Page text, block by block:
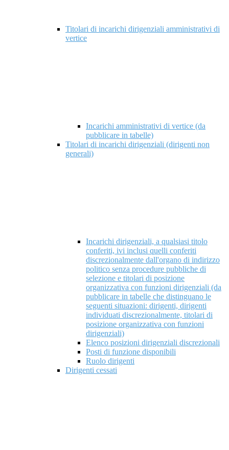
Titolari di incarichi dirigenziali amministrativi di
vertice
Incarichi amministrativi di vertice (da
pubblicare in tabelle)
Titolari di incarichi dirigenziali (dirigenti non
generali)
Incarichi dirigenziali, a qualsiasi titolo
conferiti, ivi inclusi quelli conferiti
discrezionalmente dall'organo di indirizzo
politico senza procedure pubbliche di
selezione e titolari di posizione
organizzativa con funzioni dirigenziali (da
pubblicare in tabelle che distinguano le
seguenti situazioni: dirigenti, dirigenti
individuati discrezionalmente, titolari di
posizione organizzativa con funzioni
dirigenziali)
Elenco posizioni dirigenziali discrezionali
Posti di funzione disponibili
Ruolo dirigenti
Dirigenti cessati